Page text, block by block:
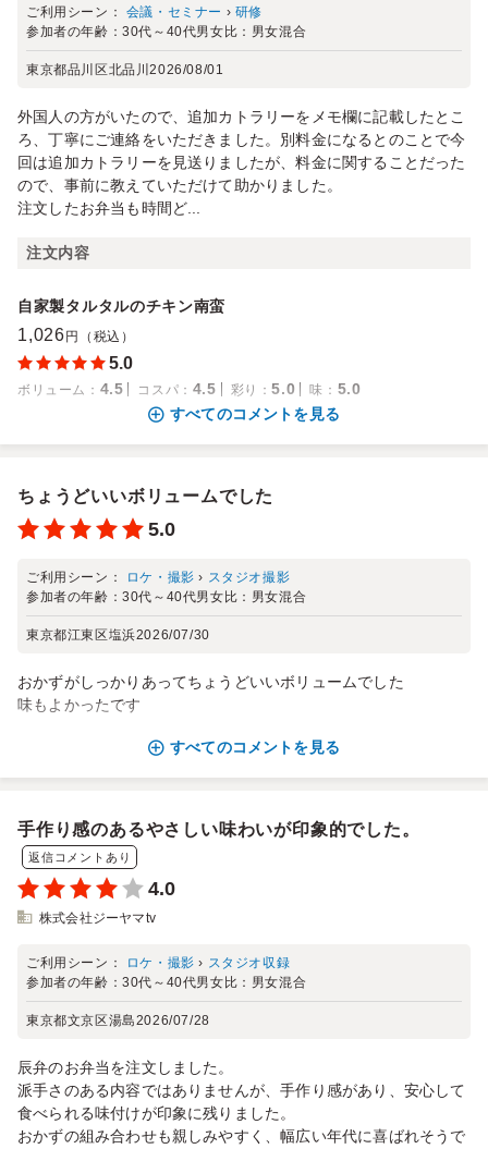
ご利用シーン： 会議・セミナー › 研修
参加者の年齢：30代～40代男女比： 男女混合
東京都品川区北品川2026/08/01
外国人の方がいたので、追加カトラリーをメモ欄に記載したとこ
ろ、丁寧にご連絡をいただきました。別料金になるとのことで今
回は追加カトラリーを見送りましたが、料金に関することだった
ので、事前に教えていただけて助かりました。
注文したお弁当も時間ど...
注文内容
自家製タルタルのチキン南蛮
1,026 円（税込）
5.0
ボリューム ： 4.5 コスパ ： 4.5 彩り ：5.0 味 ： 5.0
すべてのコメントを見る
ちょうどいいボリュームでした
5.0
ご利用シーン： ロケ・撮影 › スタジオ撮影
参加者の年齢：30代～40代男女比： 男女混合
東京都江東区塩浜2026/07/30
おかずがしっかりあってちょうどいいボリュームでした
味もよかったです
すべてのコメントを見る
手作り感のあるやさしい味わいが印象的でした。
返信コメントあり
4.0
株式会社ジーヤマtv
ご利用シーン： ロケ・撮影 › スタジオ収録
参加者の年齢：30代～40代男女比： 男女混合
東京都文京区湯島2026/07/28
辰弁のお弁当を注文しました。
派手さのある内容ではありませんが、手作り感があり、安心して
食べられる味付けが印象に残りました。
おかずの組み合わせも親しみやすく、幅広い年代に喜ばれそうで